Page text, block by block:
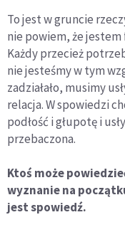
To jest w gruncie
nie powiem, że jestem
Każdy przecież
nie jesteśmy w tym
zadziałało, musimy
relacja. W spowiedzi
podłość i głupotę i
przebaczona.
Ktoś może
wyznanie na
jest spowiedź.